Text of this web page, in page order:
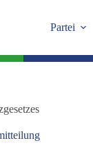
Partei